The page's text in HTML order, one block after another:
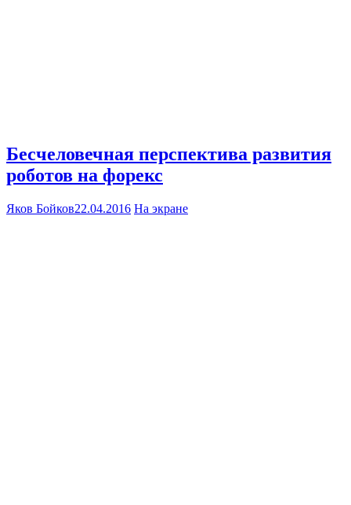
Бесчеловечная перспектива развития
роботов на форекс
Яков Бойков22.04.2016 На экране